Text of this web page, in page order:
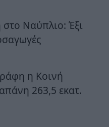
Ναύπλιο: Έξι
η Κοινή
263,5 εκατ.